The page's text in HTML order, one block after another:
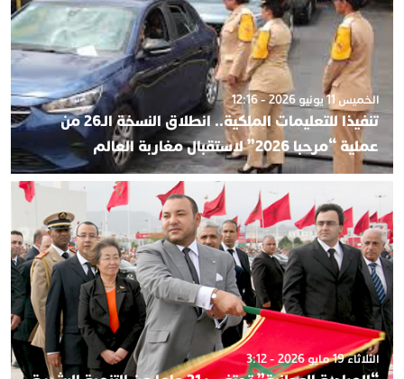
الخميس 11 يونيو 2026 - 12:16
تنفيذا للتعليمات الملكية.. انطلاق النسخة الـ26 من
عملية “مرحبا 2026” لاستقبال مغاربة العالم
الثلاثاء 19 مايو 2026 - 3:12